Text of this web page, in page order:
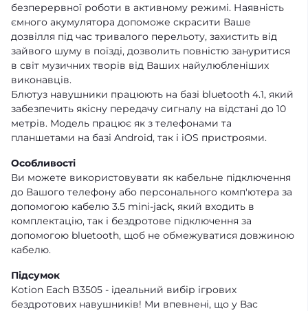
безперервної роботи в активному режимі. Наявність
ємного акумулятора допоможе скрасити Ваше
дозвілля під час тривалого перельоту, захистить від
зайвого шуму в поїзді, дозволить повністю зануритися
в світ музичних творів від Ваших найулюбленіших
виконавців.
Блютуз навушники працюють на базі bluetooth 4.1, який
забезпечить якісну передачу сигналу на відстані до 10
метрів. Модель працює як з телефонами та
планшетами на базі Android, так і iOS пристроями.
Особливості
Ви можете використовувати як кабельне підключення
до Вашого телефону або персонального комп'ютера за
допомогою кабелю 3.5 mini-jack, який входить в
комплектацію, так і бездротове підключення за
допомогою bluetooth, щоб не обмежуватися довжиною
кабелю.
Підсумок
Kotion Each B3505 - ідеальний вибір ігрових
бездротових навушників! Ми впевнені, що у Вас